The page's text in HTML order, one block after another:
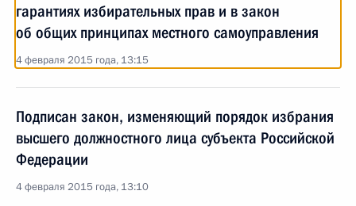
гарантиях избирательных прав и в закон
об общих принципах местного самоуправления
4 февраля 2015 года, 13:15
Подписан закон, изменяющий порядок избрания
высшего должностного лица субъекта Российской
Федерации
4 февраля 2015 года, 13:10